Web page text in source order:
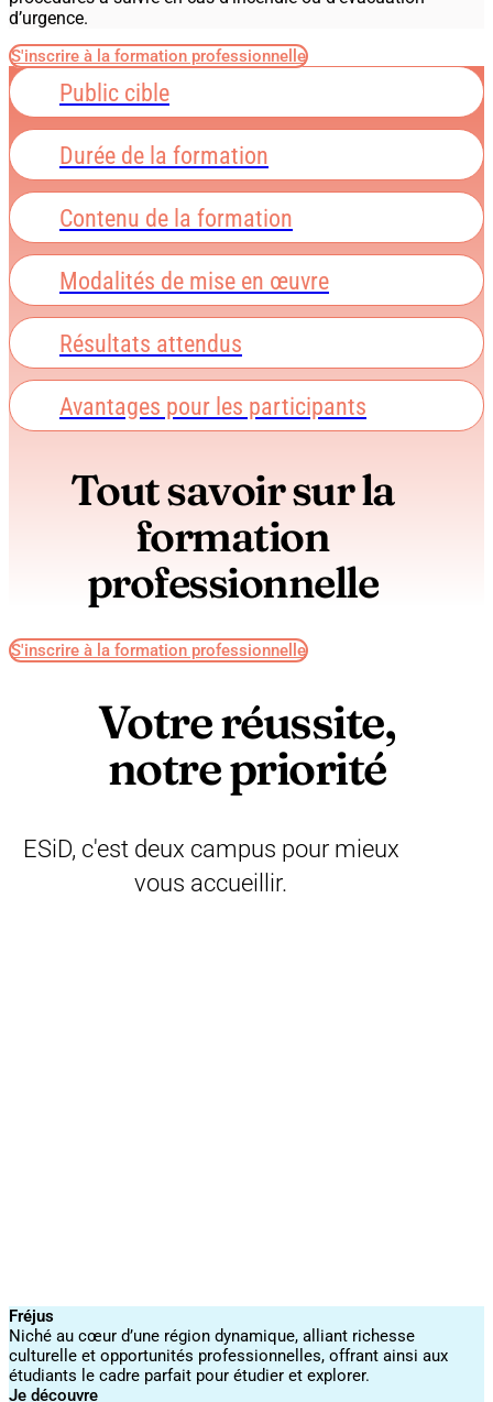
d’urgence.
S'inscrire à la formation professionnelle
Public cible
Durée de la formation
Contenu de la formation
Modalités de mise en œuvre
Résultats attendus
Avantages pour les participants
Tout savoir sur la
formation
professionnelle
S'inscrire à la formation professionnelle
Votre réussite,
notre priorité
ESiD, c'est deux campus pour mieux
vous accueillir.
Fréjus
Niché au cœur d’une région dynamique, alliant richesse
culturelle et opportunités professionnelles, offrant ainsi aux
étudiants le cadre parfait pour étudier et explorer.
Je découvre